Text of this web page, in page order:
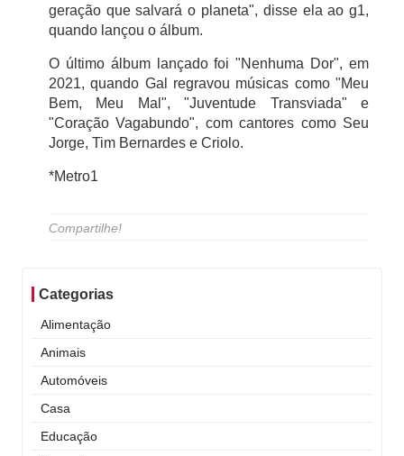
geração que salvará o planeta", disse ela ao g1,
quando lançou o álbum.
O último álbum lançado foi "Nenhuma Dor", em
2021, quando Gal regravou músicas como "Meu
Bem, Meu Mal", "Juventude Transviada" e
"Coração Vagabundo", com cantores como Seu
Jorge, Tim Bernardes e Criolo.
*Metro1
Compartilhe!
Categorias
Alimentação
Animais
Automóveis
Casa
Educação